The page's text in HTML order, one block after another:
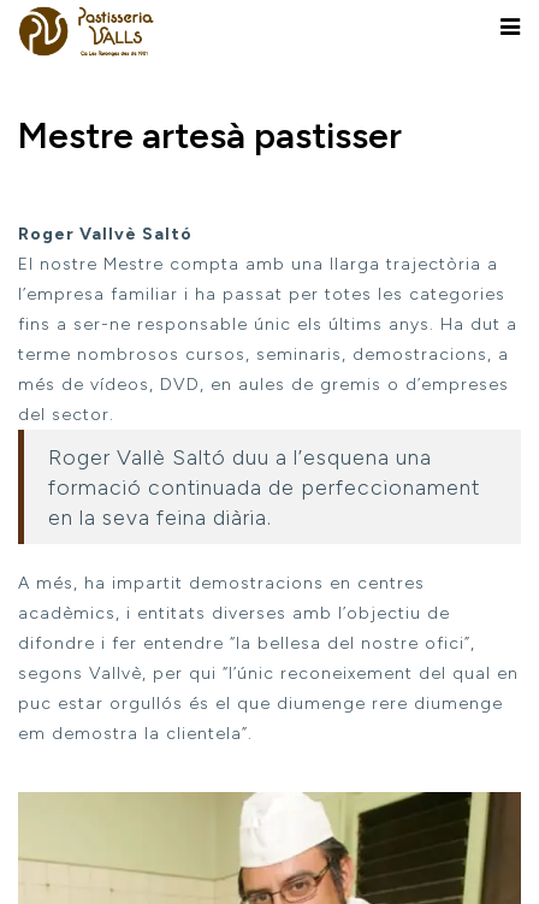
Mestre artesà pastisser
Roger Vallvè Saltó
El nostre Mestre compta amb una llarga trajectòria a
l’empresa familiar i ha passat per totes les categories
fins a ser-ne responsable únic els últims anys. Ha dut a
terme nombrosos cursos, seminaris, demostracions, a
més de vídeos, DVD, en aules de gremis o d’empreses
del sector.
Roger Vallè Saltó duu a l’esquena una
formació continuada de perfeccionament
en la seva feina diària.
A més, ha impartit demostracions en centres
acadèmics, i entitats diverses amb l’objectiu de
difondre i fer entendre “la bellesa del nostre ofici”,
segons Vallvè, per qui “l’únic reconeixement del qual en
puc estar orgullós és el que diumenge rere diumenge
em demostra la clientela”.